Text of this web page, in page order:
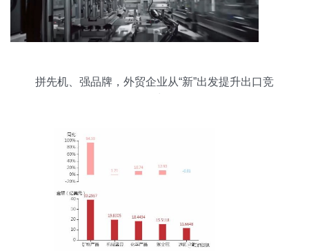
拼先机、强品牌，外贸企业从“新”出发提升出口竞